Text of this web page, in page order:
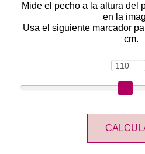
Mide el pecho a la altura del
en la
Usa el siguiente marcador
cm.